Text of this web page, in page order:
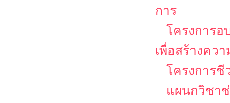
การ
โครงการ
เพื่อสร้างคว
โครงการชี
แผนกวิชา